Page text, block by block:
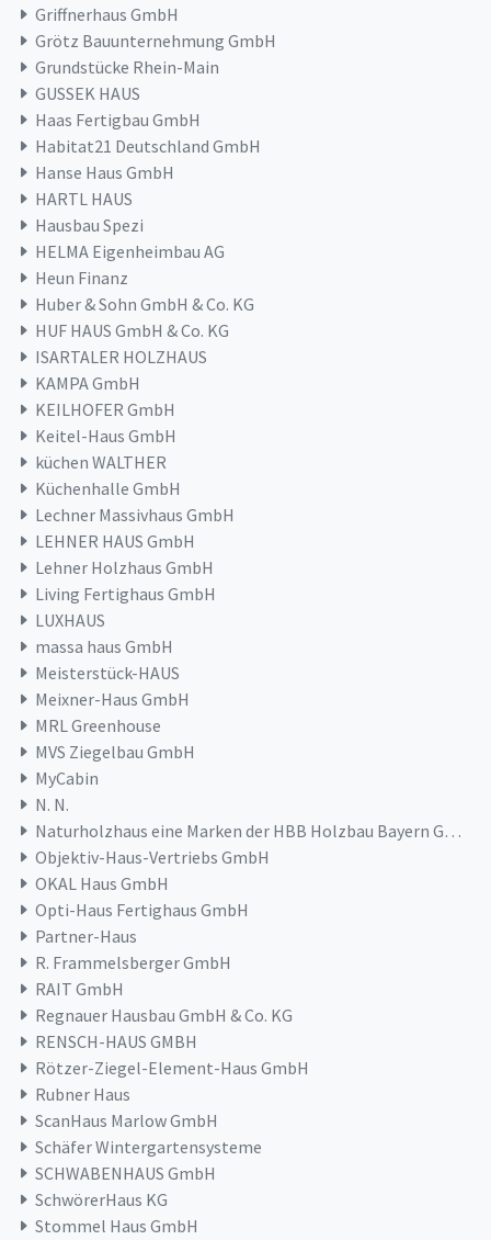
Griffnerhaus GmbH
Grötz Bauunternehmung GmbH
Grundstücke Rhein-Main
GUSSEK HAUS
Haas Fertigbau GmbH
Habitat21 Deutschland GmbH
Hanse Haus GmbH
HARTL HAUS
Hausbau Spezi
HELMA Eigenheimbau AG
Heun Finanz
Huber & Sohn GmbH & Co. KG
HUF HAUS GmbH & Co. KG
ISARTALER HOLZHAUS
KAMPA GmbH
KEILHOFER GmbH
Keitel-Haus GmbH
küchen WALTHER
Küchenhalle GmbH
Lechner Massivhaus GmbH
LEHNER HAUS GmbH
Lehner Holzhaus GmbH
Living Fertighaus GmbH
LUXHAUS
massa haus GmbH
Meisterstück-HAUS
Meixner-Haus GmbH
MRL Greenhouse
MVS Ziegelbau GmbH
MyCabin
N. N.
Naturholzhaus eine Marken der HBB Holzbau Bayern GmbH & Co. KG
Objektiv-Haus-Vertriebs GmbH
OKAL Haus GmbH
Opti-Haus Fertighaus GmbH
Partner-Haus
R. Frammelsberger GmbH
RAIT GmbH
Regnauer Hausbau GmbH & Co. KG
RENSCH-HAUS GMBH
Rötzer-Ziegel-Element-Haus GmbH
Rubner Haus
ScanHaus Marlow GmbH
Schäfer Wintergartensysteme
SCHWABENHAUS GmbH
SchwörerHaus KG
Stommel Haus GmbH